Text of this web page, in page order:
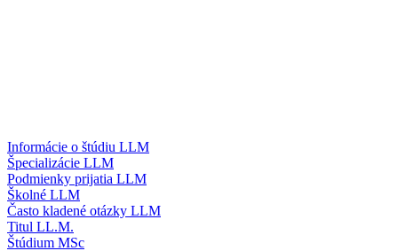
Informácie o štúdiu LLM
Špecializácie LLM
Podmienky prijatia LLM
Školné LLM
Často kladené otázky LLM
Titul LL.M.
Štúdium MSc